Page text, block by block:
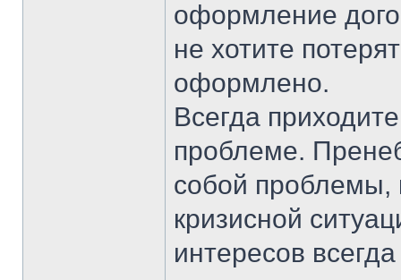
оформление
не хотите
оформлено.
Всегда
проблеме.
собой проблемы,
кризисной
интересов